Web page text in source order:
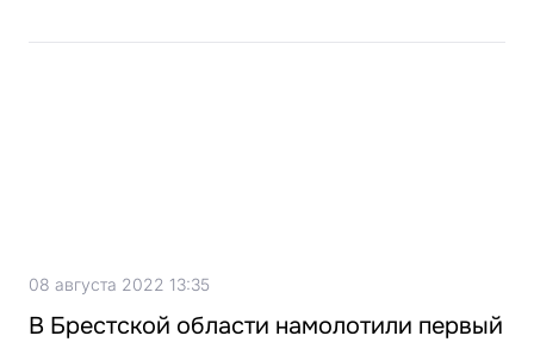
08 августа 2022 13:35
В Брестской области намолотили первый